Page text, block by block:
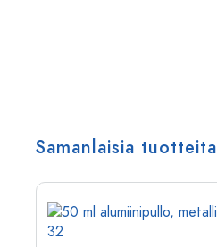
Samanlaisia tuotteita